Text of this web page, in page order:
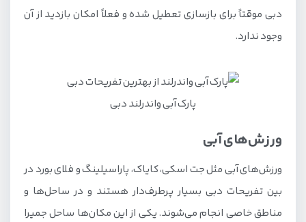
دبی موقتاً برای بازسازی تعطیل شده و فعلاً امکان بازدید از آن
وجود ندارد.
پارک آبی واندرلند دبی
ورزش‌های آبی
ورزش‌های آبی مثل جت اسکی، کایاک، پاراسیلینگ و فلای بورد در
بین تفریحات دبی بسیار پرطرف‌دار هستند و در ساحل‌ها و
مناطق خاصی انجام می‌شوند. یکی از این مکان‌ها ساحل جمیرا